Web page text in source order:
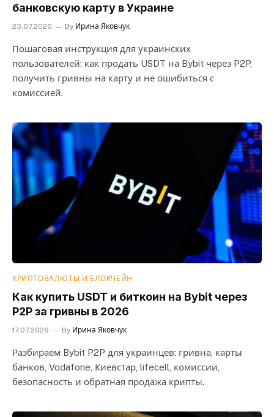
банковскую карту в Украине
23.07.2026 By Ирина Яковчук
Пошаговая инструкция для украинских
пользователей: как продать USDT на Bybit через P2P,
получить гривны на карту и не ошибиться с
комиссией.
КРИПТОВАЛЮТЫ И БЛОКЧЕЙН
Как купить USDT и биткоин на Bybit через
P2P за гривны в 2026
17.07.2026 By Ирина Яковчук
Разбираем Bybit P2P для украинцев: гривна, карты
банков, Vodafone, Киевстар, lifecell, комиссии,
безопасность и обратная продажа крипты.